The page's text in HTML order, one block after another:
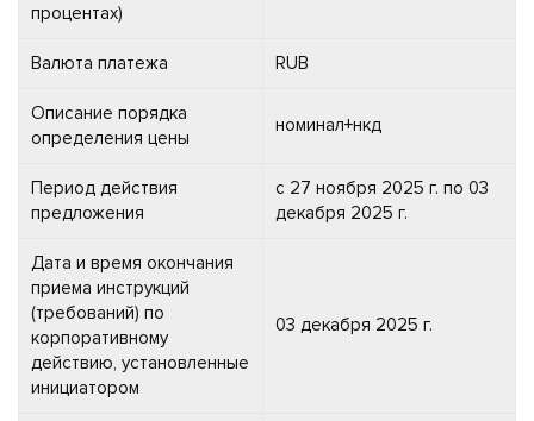
процентах)
Валюта платежа RUB
Описание порядка
определения цены
номинал+нкд
Период действия
предложения
с 27 ноября 2025 г. по 03
декабря 2025 г.
Дата и время окончания
приема инструкций
(требований) по
корпоративному
действию, установленные
инициатором
03 декабря 2025 г.